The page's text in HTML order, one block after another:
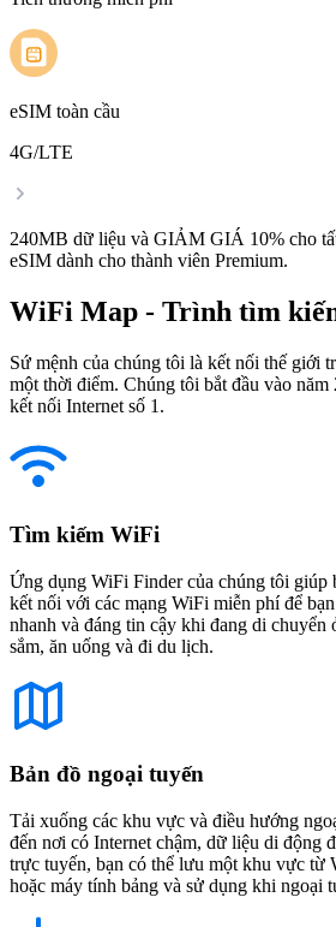
eSIM toàn cầu
4G/LTE
240MB dữ liệu và GIẢM GIÁ 10% cho
eSIM dành cho thành viên Premium.
WiFi Map - Trình tìm
Sứ mệnh của chúng tôi là kết nối thế giới
một thời điểm. Chúng tôi bắt đầu vào năm
kết nối Internet số 1.
Tìm kiếm WiFi
Ứng dụng WiFi Finder của chúng tôi giúp
kết nối với các mạng WiFi miễn phí để
nhanh và đáng tin cậy khi đang di chuyển
sắm, ăn uống và đi du lịch.
Bản đồ ngoại tuyến
Tải xuống các khu vực và điều hướng
đến nơi có Internet chậm, dữ liệu di động
trực tuyến, bạn có thể lưu một khu vực từ
hoặc máy tính bảng và sử dụng khi ngoại